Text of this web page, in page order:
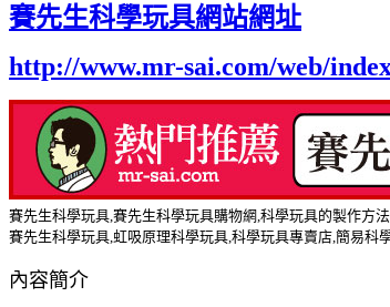
賽先生科學玩具網站網址
http://www.mr-sai.com/web/
賽先生科學玩具,賽先生科學玩具購物網,科學玩具的製作方
賽先生科學玩具,虹吸原理科學玩具,科學玩具專賣店,簡易科
內容簡介